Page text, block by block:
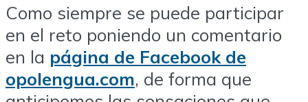
Como siempre se puede participar
en el reto poniendo un comentario
en la página de Facebook de
opolengua.com, de forma que